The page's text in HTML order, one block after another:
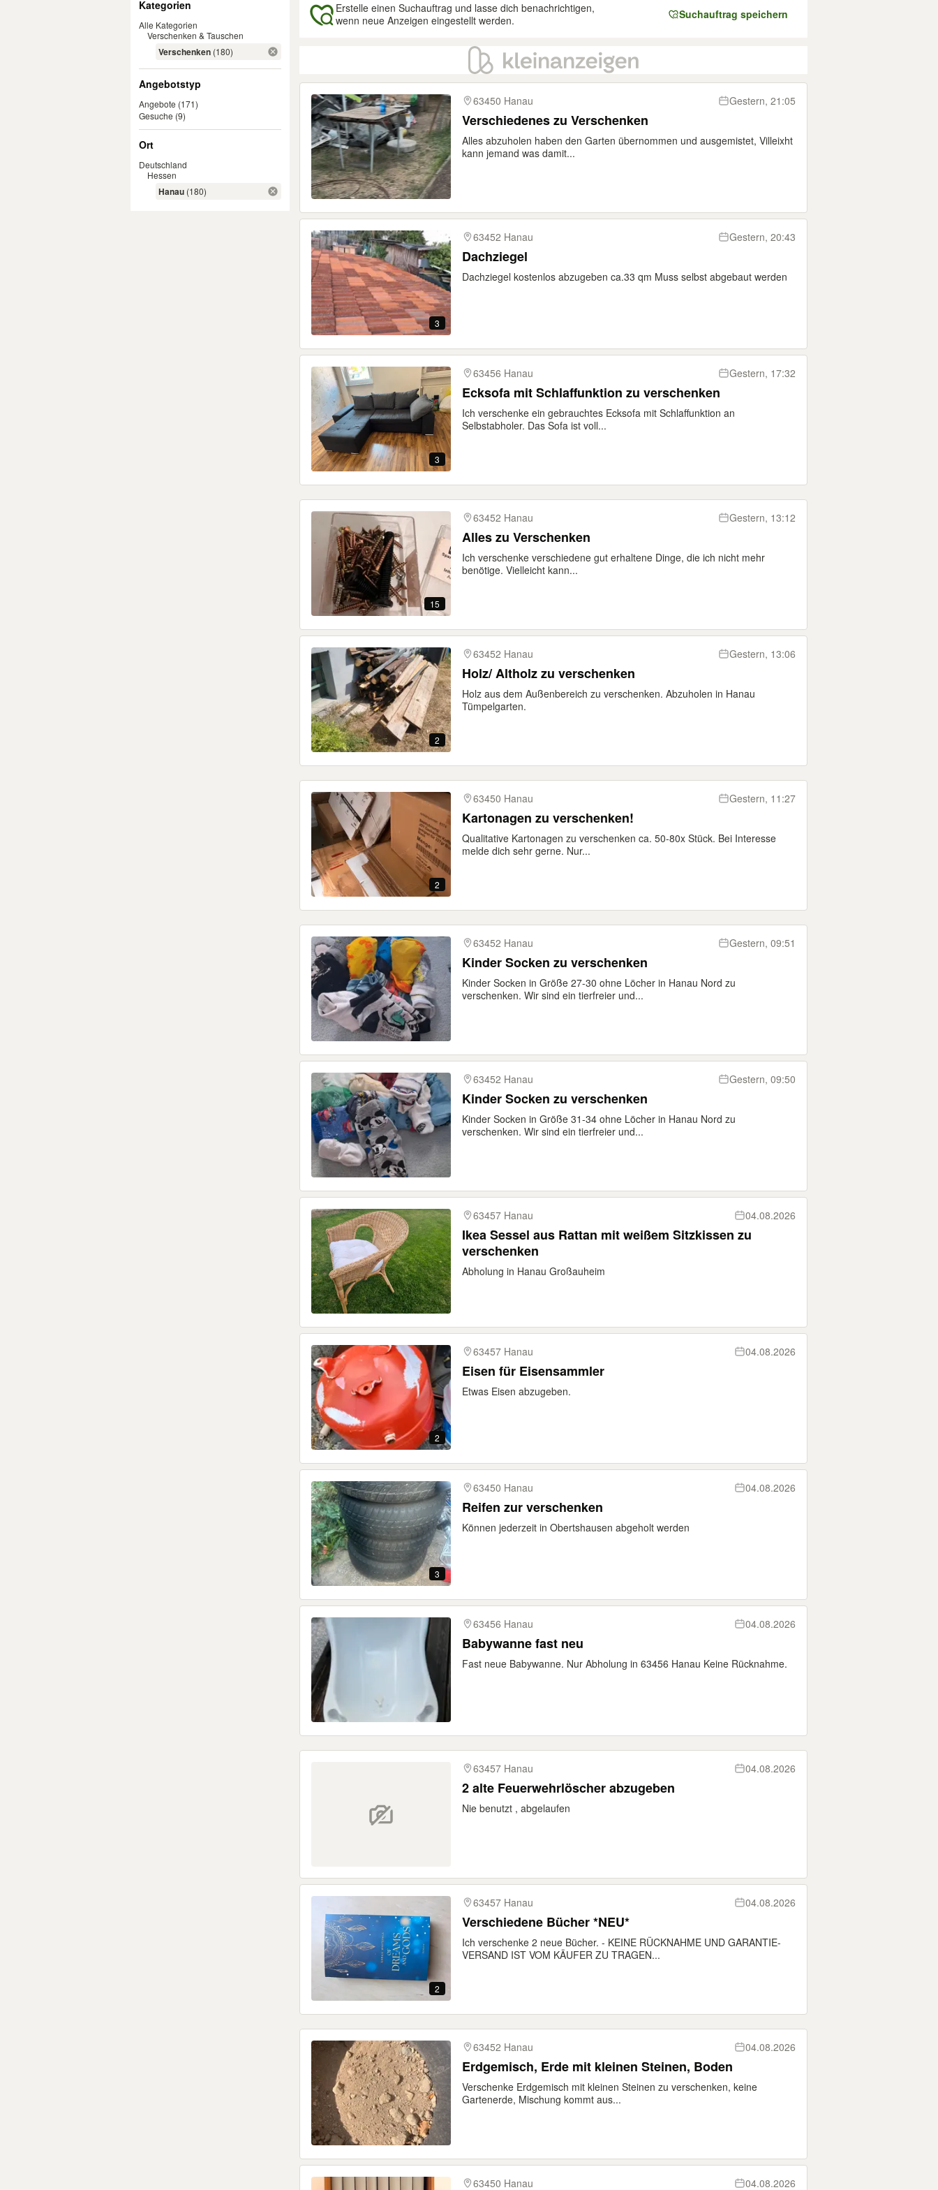
Kategorien
Alle Kategorien
Verschenken & Tauschen
Verschenken (180)
Angebotstyp
Angebote (171)
Gesuche (9)
Ort
Deutschland
Hessen
Hanau (180)
Erstelle einen Suchauftrag und lasse dich benachrichtigen,
wenn neue Anzeigen eingestellt werden.
Suchauftrag speichern
Ergebnisse
63450 Hanau
Gestern, 21:05
Verschiedenes zu Verschenken
Alles abzuholen haben den Garten übernommen und ausgemistet, Villeixht
kann jemand was damit...
3
63452 Hanau Gestern, 20:43
Dachziegel
Dachziegel kostenlos abzugeben ca.33 qm Muss selbst abgebaut werden
3
63456 Hanau Gestern, 17:32
Ecksofa mit Schlaffunktion zu verschenken
Ich verschenke ein gebrauchtes Ecksofa mit Schlaffunktion an
Selbstabholer. Das Sofa ist voll...
15
63452 Hanau Gestern, 13:12
Alles zu Verschenken
Ich verschenke verschiedene gut erhaltene Dinge, die ich nicht mehr
benötige. Vielleicht kann...
2
63452 Hanau Gestern, 13:06
Holz/ Altholz zu verschenken
Holz aus dem Außenbereich zu verschenken. Abzuholen in Hanau
Tümpelgarten.
2
63450 Hanau Gestern, 11:27
Kartonagen zu verschenken!
Qualitative Kartonagen zu verschenken ca. 50-80x Stück. Bei Interesse
melde dich sehr gerne. Nur...
63452 Hanau Gestern, 09:51
Kinder Socken zu verschenken
Kinder Socken in Größe 27-30 ohne Löcher in Hanau Nord zu
verschenken. Wir sind ein tierfreier und...
63452 Hanau Gestern, 09:50
Kinder Socken zu verschenken
Kinder Socken in Größe 31-34 ohne Löcher in Hanau Nord zu
verschenken. Wir sind ein tierfreier und...
63457 Hanau 04.08.2026
Ikea Sessel aus Rattan mit weißem Sitzkissen zu
verschenken
Abholung in Hanau Großauheim
2
63457 Hanau 04.08.2026
Eisen für Eisensammler
Etwas Eisen abzugeben.
3
63450 Hanau 04.08.2026
Reifen zur verschenken
Können jederzeit in Obertshausen abgeholt werden
63456 Hanau 04.08.2026
Babywanne fast neu
Fast neue Babywanne. Nur Abholung in 63456 Hanau Keine Rücknahme.
63457 Hanau 04.08.2026
2 alte Feuerwehrlöscher abzugeben
Nie benutzt , abgelaufen
2
63457 Hanau 04.08.2026
Verschiedene Bücher *NEU*
Ich verschenke 2 neue Bücher. - KEINE RÜCKNAHME UND GARANTIE-
VERSAND IST VOM KÄUFER ZU TRAGEN...
63452 Hanau 04.08.2026
Erdgemisch, Erde mit kleinen Steinen, Boden
Verschenke Erdgemisch mit kleinen Steinen zu verschenken, keine
Gartenerde, Mischung kommt aus...
63450 Hanau 04.08.2026